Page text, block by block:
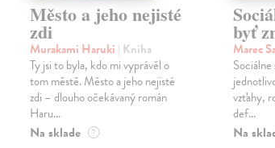
Město a jeho nejisté
zdi
Murakami Haruki | Kniha
Ty jsi to byla, kdo mi vyprávěl o
tom městě. Město a jeho nejisté
zdi – dlouho očekávaný román
Haru...
Na sklade ?
byť
Marec
vzťahy,
def...
Na